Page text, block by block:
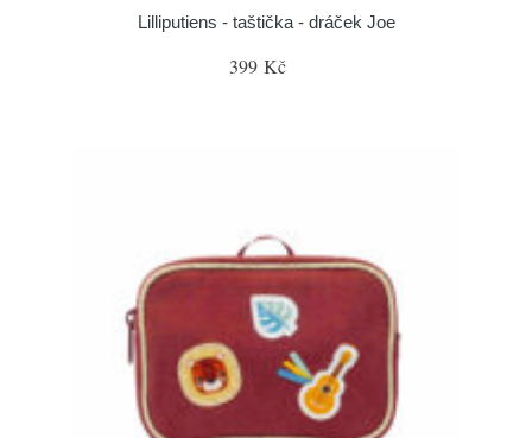
Lilliputiens - taštička - dráček Joe
399 Kč